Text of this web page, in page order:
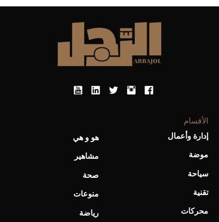
أحذية Mary Jane: ترف وأناقة للرجال
الأقسام
إدارة وأعمال
موضة
سياحة
تقنية
محركات
هو و هي
مشاهير
صحة
منوعات
رياضة